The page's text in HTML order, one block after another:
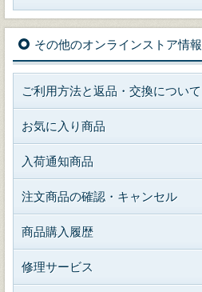
その他のオンラインストア情報
ご利用方法と返品・交換について
お気に入り商品
入荷通知商品
注文商品の確認・キャンセル
商品購入履歴
修理サービス